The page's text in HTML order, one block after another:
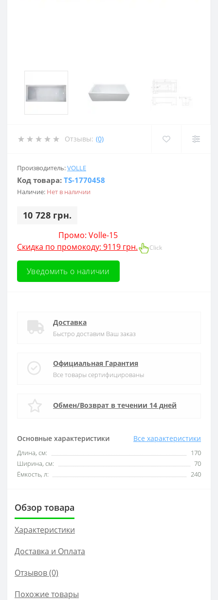
Отзывы: (0)
Производитель:VOLLE
Код товара: TS-1770458
Наличие: Нет в наличии
10 728 грн.
Промо: Volle-15
Скидка по промокоду: 9119 грн.
Click
Уведомить о наличии
Основные характеристики Все характеристики
Длина, см:
170
Ширина, см:
70
Ёмкость, л:
240
Доставка
Быстро доставим Ваш заказ
Официальная Гарантия
Все товары сертифицированы
Обмен/Возврат в течении 14 дней
Обзор товара
Характеристики
Доставка и Оплата
Отзывов (0)
Похожие товары